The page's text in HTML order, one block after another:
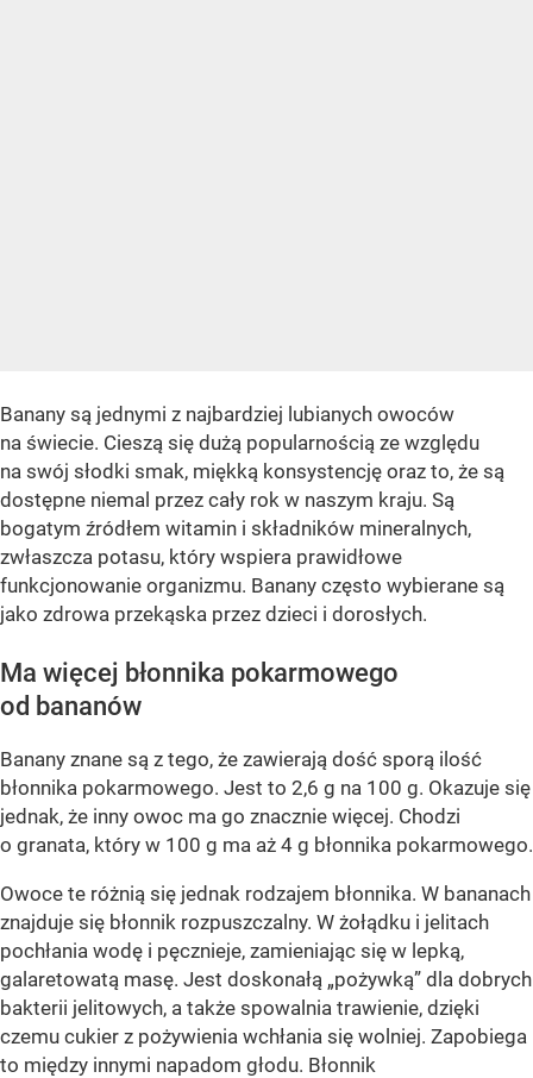
Banany są jednymi z najbardziej lubianych owoców
na świecie. Cieszą się dużą popularnością ze względu
na swój słodki smak, miękką konsystencję oraz to, że są
dostępne niemal przez cały rok w naszym kraju. Są
bogatym źródłem witamin i składników mineralnych,
zwłaszcza potasu, który wspiera prawidłowe
funkcjonowanie organizmu. Banany często wybierane są
jako zdrowa przekąska przez dzieci i dorosłych.
Ma więcej błonnika pokarmowego
od bananów
Banany znane są z tego, że zawierają dość sporą ilość
błonnika pokarmowego. Jest to 2,6 g na 100 g. Okazuje się
jednak, że inny owoc ma go znacznie więcej. Chodzi
o granata, który w 100 g ma aż 4 g błonnika pokarmowego.
Owoce te różnią się jednak rodzajem błonnika. W bananach
znajduje się błonnik rozpuszczalny. W żołądku i jelitach
pochłania wodę i pęcznieje, zamieniając się w lepką,
galaretowatą masę. Jest doskonałą „pożywką” dla dobrych
bakterii jelitowych, a także spowalnia trawienie, dzięki
czemu cukier z pożywienia wchłania się wolniej. Zapobiega
to między innymi napadom głodu. Błonnik